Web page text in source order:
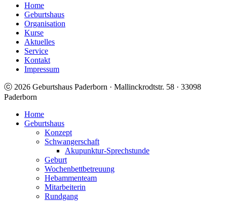
Home
Geburtshaus
Organisation
Kurse
Aktuelles
Service
Kontakt
Impressum
ⓒ 2026 Geburtshaus Paderborn · Mallinckrodtstr. 58 · 33098
Paderborn
Home
Geburtshaus
Konzept
Schwangerschaft
Akupunktur-Sprechstunde
Geburt
Wochenbettbetreuung
Hebammenteam
Mitarbeiterin
Rundgang